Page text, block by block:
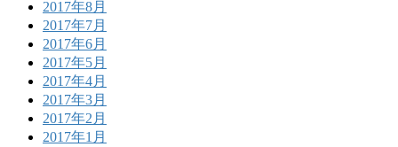
2017年8月
2017年7月
2017年6月
2017年5月
2017年4月
2017年3月
2017年2月
2017年1月